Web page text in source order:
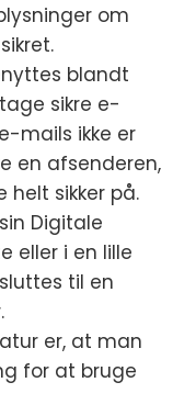
om
blandt
sikre e-
mails ikke er
en afsenderen,
sikker på.
Digitale
eller i en lille
til en
er, at man
for at bruge